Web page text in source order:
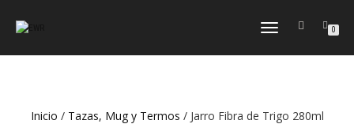
CAMBIAR
0
Inicio / Tazas, Mug y Termos / Jarro Fibra de Trigo 280ml